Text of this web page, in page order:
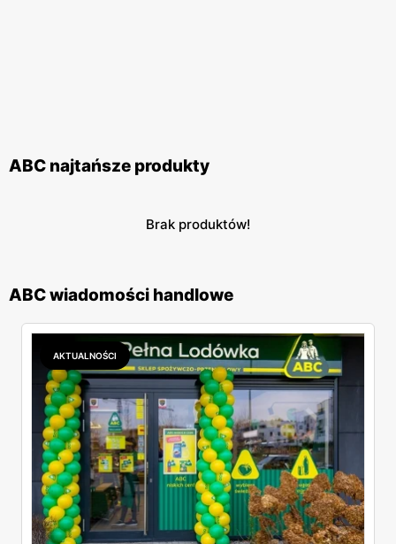
ABC najtańsze produkty
Brak produktów!
ABC wiadomości handlowe
AKTUALNOŚCI